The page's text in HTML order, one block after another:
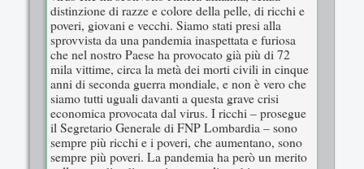
distinzione di razze e colore della pelle, di ricchi e
poveri, giovani e vecchi. Siamo stati presi alla
sprovvista da una pandemia inaspettata e furiosa
che nel nostro Paese ha provocato già più di 72
mila vittime, circa la metà dei morti civili in cinque
anni di seconda guerra mondiale, e non è vero che
siamo tutti uguali davanti a questa grave crisi
economica provocata dal virus. I ricchi – prosegue
il Segretario Generale di FNP Lombardia – sono
sempre più ricchi e i poveri, che aumentano, sono
sempre più poveri. La pandemia ha però un merito